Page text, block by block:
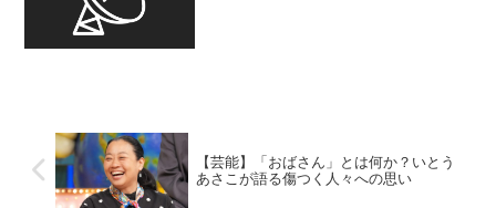
【芸能】「おばさん」とは何か？いとう
あさこが語る傷つく人々への思い